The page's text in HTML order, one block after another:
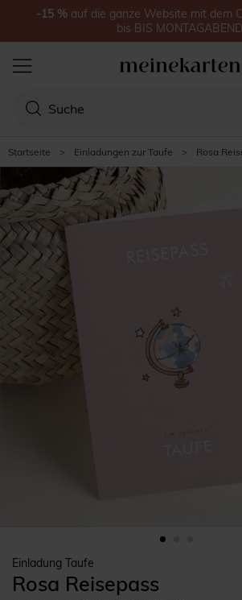
Startseite > Einladungen zur Taufe > Rosa
Einladung Taufe
Rosa Reisepass
-15 % auf die ganze Website mit dem
bis BIS MONTAGABEND